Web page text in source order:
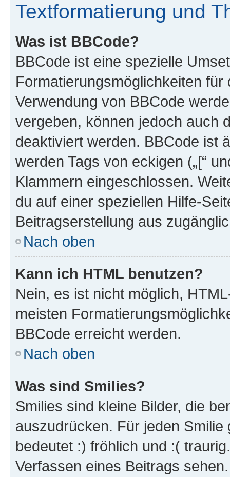
Textformatierung und
Was ist BBCode?
BBCode ist eine spezielle
Formatierungsmöglichkeiten
Verwendung von BBCode
vergeben, können jedoch auch
deaktiviert werden. BBCode ist
werden Tags von eckigen („[“
Klammern eingeschlossen.
du auf einer speziellen Hilfe-
Beitragserstellung aus
Nach oben
Kann ich HTML benutzen?
Nein, es ist nicht möglich,
meisten
BBCode erreicht werden.
Nach oben
Was sind Smilies?
Smilies sind kleine Bilder, die
auszudrücken. Für jeden
bedeutet :) fröhlich und :(
Verfassen eines Beitrags